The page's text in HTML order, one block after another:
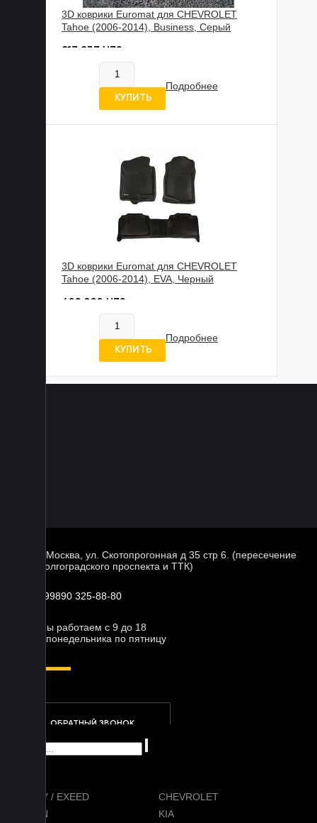
3D коврики Euromat для CHEVROLET
Tahoe (2006-2014), Business, Серый
817 837 UZS
Нет в наличии
5 отзывов
КУПИТЬ
Подробнее
3D коврики Euromat для CHEVROLET
Tahoe (2006-2014), EVA, Черный
602 020 UZS
Нет в наличии
5 отзывов
КУПИТЬ
Подробнее
г. Москва, ул. Скотопрогонная д 35 стр 6. (пересечение
Волгоградского проспекта и ТТК)
+99890 325-88-80
Мы работаем с 9 до 18
с понедельника по пятницу
ОБРАТНЫЙ ЗВОНОК
CHERY / EXEED
CHEVROLET
RAVON
KIA